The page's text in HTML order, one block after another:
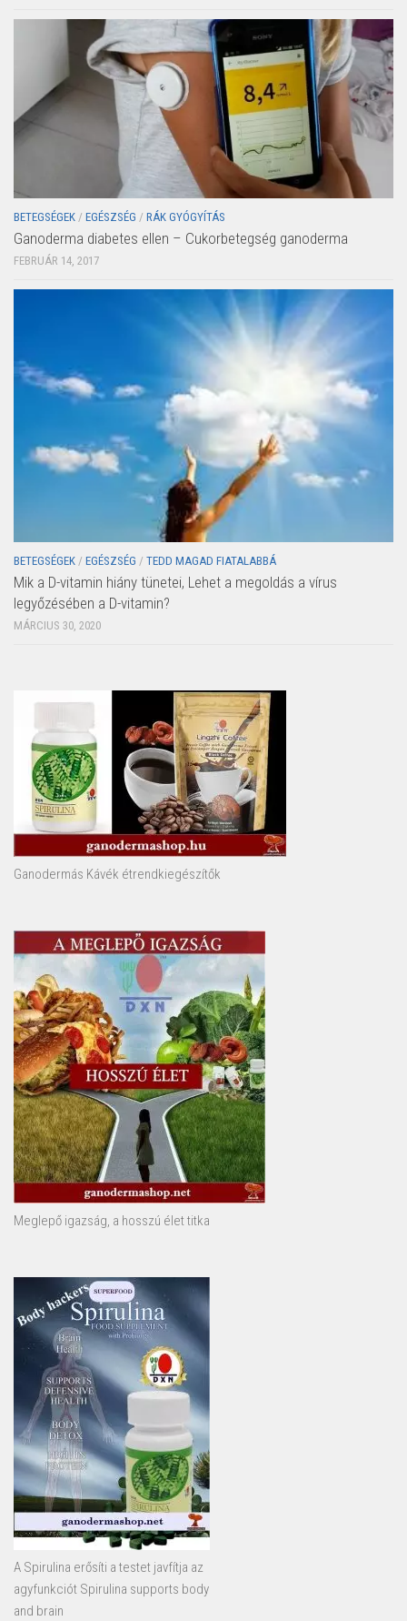
BETEGSÉGEK / EGÉSZSÉG / RÁK GYÓGYÍTÁS
Ganoderma diabetes ellen – Cukorbetegség ganoderma
FEBRUÁR 14, 2017
BETEGSÉGEK / EGÉSZSÉG / TEDD MAGAD FIATALABBÁ
Mik a D-vitamin hiány tünetei, Lehet a megoldás a vírus
legyőzésében a D-vitamin?
MÁRCIUS 30, 2020
Ganodermás Kávék étrendkiegészítők
Meglepő igazság, a hosszú élet titka
A Spirulina erősíti a testet javfítja az
agyfunkciót Spirulina supports body
and brain